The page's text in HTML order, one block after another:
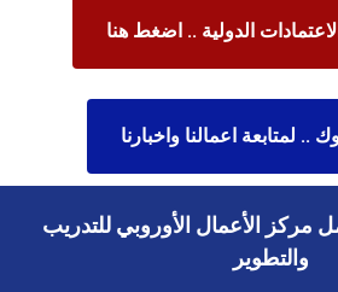
الدولية .. اضغط هنا
.. لمتابعة اعمالنا واخبارنا
الأعمال الأوروبي للتدريب
والتطوير